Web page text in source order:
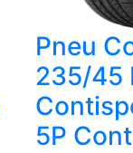
Pneu
235/45
5P